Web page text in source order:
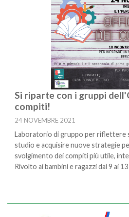
Si riparte con i gruppi
compiti!
24 NOVEMBRE 2021
Laboratorio di gruppo per riflettere
studio e acquisire nuove strategie
svolgimento dei compiti più utile,
Rivolto ai bambini e ragazzi dai 9 ai